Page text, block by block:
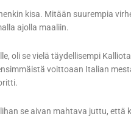
kisa. Mitään suurempia
ajolla maaliin.
oli se vielä täydellisempi
voittoaan Italian
se aivan mahtava juttu, että